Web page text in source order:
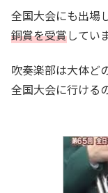
全国大会にも出場
銅賞を受賞してい
吹奏楽部は大体ど
全国大会に行ける